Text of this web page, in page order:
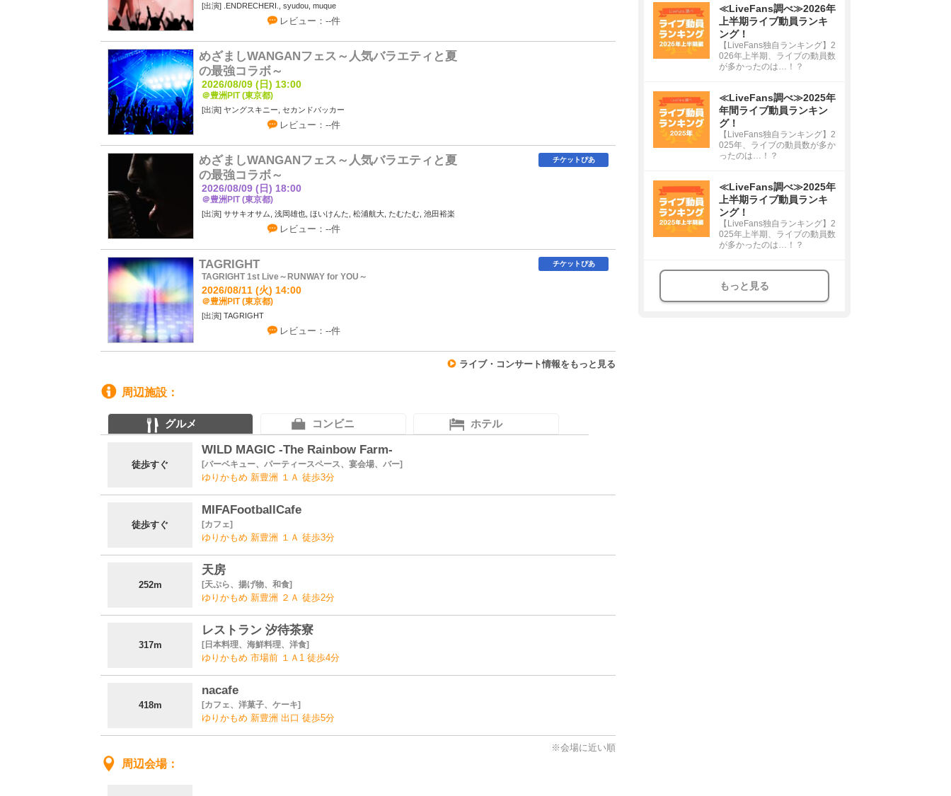
.ENDRECHERI., syudou, muque
レビュー：--件
めざましWANGANフェス～人気バラエティと夏
の最強コラボ～
2026/08/09 (日) 13:00
＠豊洲PIT (東京都)
ヤングスキニー, セカンドバッカー
レビュー：--件
めざましWANGANフェス～人気バラエティと夏
の最強コラボ～
2026/08/09 (日) 18:00
＠豊洲PIT (東京都)
ササキオサム, 浅岡雄也, ほいけんた, 松浦航大, たむたむ, 池田裕楽
レビュー：--件
チケットぴあ
TAGRIGHT
TAGRIGHT 1st Live～RUNWAY for YOU～
2026/08/11 (火) 14:00
＠豊洲PIT (東京都)
TAGRIGHT
レビュー：--件
チケットぴあ
ライブ・コンサート情報をもっと見る
周辺施設
グルメ コンビニ ホテル
徒歩すぐ
WILD MAGIC -The Rainbow Farm-
バーベキュー、パーティースペース、宴会場、バー
ゆりかもめ 新豊洲 １Ａ 徒歩3分
徒歩すぐ
MIFAFootballCafe
カフェ
ゆりかもめ 新豊洲 １Ａ 徒歩3分
252m
天房
天ぷら、揚げ物、和食
ゆりかもめ 新豊洲 ２Ａ 徒歩2分
317m
レストラン 汐待茶寮
日本料理、海鮮料理、洋食
ゆりかもめ 市場前 １Ａ1 徒歩4分
418m
nacafe
カフェ、洋菓子、ケーキ
ゆりかもめ 新豊洲 出口 徒歩5分
※会場に近い順
周辺会場
≪LiveFans調べ≫2026年
上半期ライブ動員ランキ
ング！
【LiveFans独自ランキング】2
026年上半期、ライブの動員数
が多かったのは…！？
≪LiveFans調べ≫2025年
年間ライブ動員ランキン
グ！
【LiveFans独自ランキング】2
025年、ライブの動員数が多か
ったのは…！？
≪LiveFans調べ≫2025年
上半期ライブ動員ランキ
ング！
【LiveFans独自ランキング】2
025年上半期、ライブの動員数
が多かったのは…！？
もっと見る